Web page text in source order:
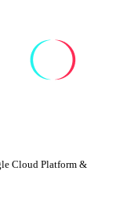
Cloud Platform &